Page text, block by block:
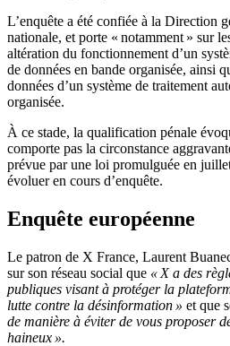
L’enquête a été confiée à la Direction
nationale, et porte « notamment » sur
altération du fonctionnement d’un
de données en bande organisée, ainsi
données d’un système de traitement
organisée.
À ce stade, la qualification pénale
comporte pas la circonstance
prévue par une loi promulguée en
évoluer en cours d’enquête.
Enquête européenne
Le patron de X France, Laurent
sur son réseau social que « X a des
publiques visant à protéger la
lutte contre la désinformation » et que
de manière à éviter de vous proposer
haineux ».